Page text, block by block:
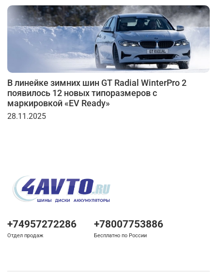
В линейке зимних шин GT Radial WinterPro 2
появилось 12 новых типоразмеров с
маркировкой «EV Ready»
28.11.2025
+74957272286
Отдел продаж
+78007753886
Бесплатно по России